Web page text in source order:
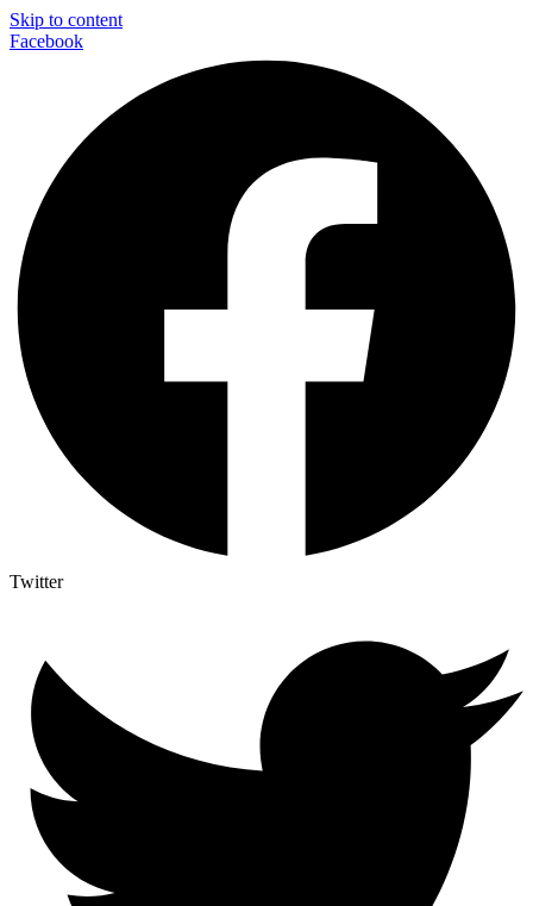
Skip to content
Facebook
Twitter